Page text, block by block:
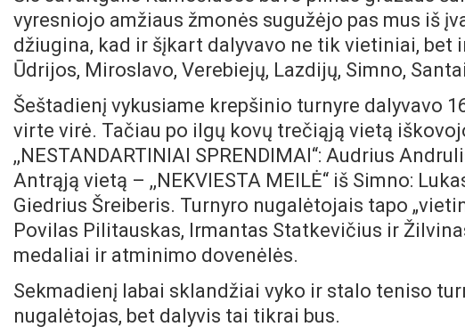
vyresniojo amžiaus žmonės sugužėjo pas mus iš
džiugina, kad ir šįkart dalyvavo ne tik vietiniai, bet
Ūdrijos, Miroslavo, Verebiejų, Lazdijų, Simno,
Šeštadienį vykusiame krepšinio turnyre dalyvavo
virte virė. Tačiau po ilgų kovų trečiąją vietą
,,NESTANDARTINIAI SPRENDIMAI“: Audrius
Antrąją vietą – ,,NEKVIESTA MEILĖ“ iš Simno:
Giedrius Šreiberis. Turnyro nugalėtojais tapo
Povilas Pilitauskas, Irmantas Statkevičius ir
medaliai ir atminimo dovenėlės.
Sekmadienį labai sklandžiai vyko ir stalo teniso
nugalėtojas, bet dalyvis tai tikrai bus.